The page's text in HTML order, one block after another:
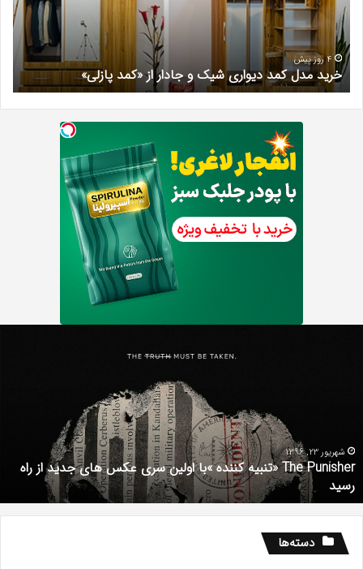
جادار
از
«کمد
پازلی»
4 روز پیش
خرید مدل کمد دیواری شیک و جادار از «کمد پازلی»
عکس
های
جدید
از
راه
رسید
شهریور 23, 1396
The Punisher «تنبیه کننده »با اولین سری عکس های جدید از راه
رسید
دسته‌ها